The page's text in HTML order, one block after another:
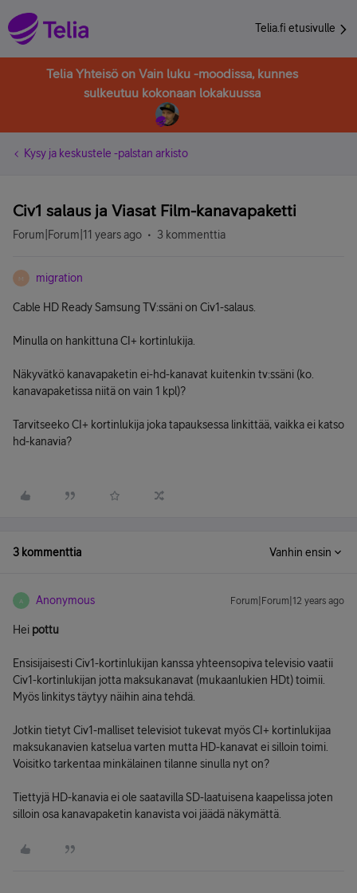
Telia.fi etusivulle
Telia Yhteisö on Vain luku -moodissa, kunnes
sulkeutuu kokonaan lokakuussa
Kysy ja keskustele -palstan arkisto
Civ1 salaus ja Viasat Film-kanavapaketti
Forum|Forum|11 years ago 3 kommenttia
M migration
Cable HD Ready Samsung TV:ssäni on Civ1-salaus.
Minulla on hankittuna CI+ kortinlukija.
Näkyvätkö kanavapaketin ei-hd-kanavat kuitenkin tv:ssäni (ko.
kanavapaketissa niitä on vain 1 kpl)?
Tarvitseeko CI+ kortinlukija joka tapauksessa linkittää, vaikka ei katso
hd-kanavia?
3 kommenttia Vanhin ensin
A Anonymous Forum|Forum|12 years ago
Hei pottu
Ensisijaisesti Civ1-kortinlukijan kanssa yhteensopiva televisio vaatii
Civ1-kortinlukijan jotta maksukanavat (mukaanlukien HDt) toimii.
Myös linkitys täytyy näihin aina tehdä.
Jotkin tietyt Civ1-malliset televisiot tukevat myös CI+ kortinlukijaa
maksukanavien katselua varten mutta HD-kanavat ei silloin toimi.
Voisitko tarkentaa minkälainen tilanne sinulla nyt on?
Tiettyjä HD-kanavia ei ole saatavilla SD-laatuisena kaapelissa joten
silloin osa kanavapaketin kanavista voi jäädä näkymättä.